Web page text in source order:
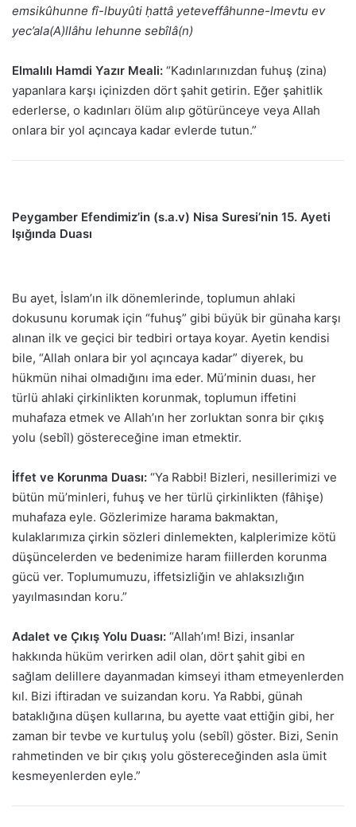
emsikûhunne fî-lbuyûti ḥattâ yeteveffâhunne-lmevtu ev
yec’ala(A)llâhu lehunne sebîlâ(n)
Elmalılı Hamdi Yazır Meali: “Kadınlarınızdan fuhuş (zina)
yapanlara karşı içinizden dört şahit getirin. Eğer şahitlik
ederlerse, o kadınları ölüm alıp götürünceye veya Allah
onlara bir yol açıncaya kadar evlerde tutun.”
Peygamber Efendimiz’in (s.a.v) Nisa Suresi’nin 15. Ayeti
Işığında Duası
Bu ayet, İslam’ın ilk dönemlerinde, toplumun ahlaki
dokusunu korumak için “fuhuş” gibi büyük bir günaha karşı
alınan ilk ve geçici bir tedbiri ortaya koyar. Ayetin kendisi
bile, “Allah onlara bir yol açıncaya kadar” diyerek, bu
hükmün nihai olmadığını ima eder. Mü’minin duası, her
türlü ahlaki çirkinlikten korunmak, toplumun iffetini
muhafaza etmek ve Allah’ın her zorluktan sonra bir çıkış
yolu (sebîl) göstereceğine iman etmektir.
İffet ve Korunma Duası: “Ya Rabbi! Bizleri, nesillerimizi ve
bütün mü’minleri, fuhuş ve her türlü çirkinlikten (fâhişe)
muhafaza eyle. Gözlerimize harama bakmaktan,
kulaklarımıza çirkin sözleri dinlemekten, kalplerimize kötü
düşüncelerden ve bedenimize haram fiillerden korunma
gücü ver. Toplumumuzu, iffetsizliğin ve ahlaksızlığın
yayılmasından koru.”
Adalet ve Çıkış Yolu Duası: “Allah’ım! Bizi, insanlar
hakkında hüküm verirken adil olan, dört şahit gibi en
sağlam delillere dayanmadan kimseyi itham etmeyenlerden
kıl. Bizi iftiradan ve suizandan koru. Ya Rabbi, günah
bataklığına düşen kullarına, bu ayette vaat ettiğin gibi, her
zaman bir tevbe ve kurtuluş yolu (sebîl) göster. Bizi, Senin
rahmetinden ve bir çıkış yolu göstereceğinden asla ümit
kesmeyenlerden eyle.”